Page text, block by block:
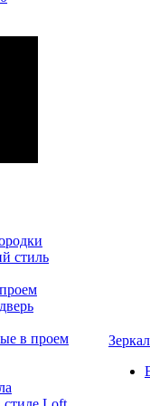
стиль
в проем